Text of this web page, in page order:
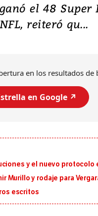
ganó el 48 Super
NFL, reiteró qu...
en los resultados de
en Google ↗️
y el nuevo protocolo
Murillo y rodaje para
escritos
al sur de